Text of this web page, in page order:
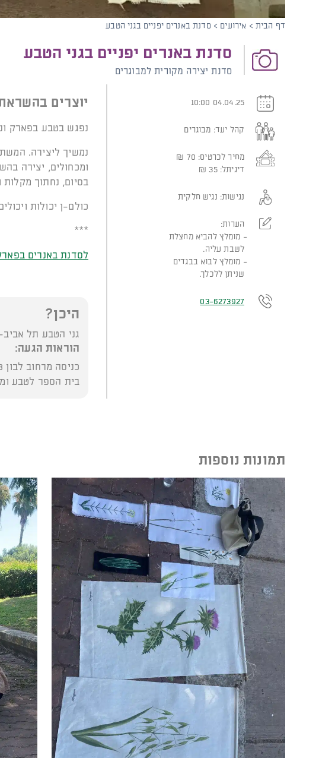
דף הבית > אירועים > סדנת באנרים יפניים בגני הטבע
סדנת באנרים יפניים בגני הטבע
סדנת יצירה מקורית למבוגרים
04.04.25 10:00
קהל יעד: מבוגרים
מחיר לכרטיס:
₪
דיגיתל: 35
₪
נגישות: נגיש חלקית
הערות:
מומלץ להביא מחצלת
לשבת עליה.
מומלץ לבוא בבגדים
שניתן ללכלך.
03-6273927
יוצרים
נפגש בטבע בפארק
נמשיך ליצירה.
ומכחולים, יצירה
בסיום, נחתוך מקלות
כולם-ן יכולות
***
לסדנת באנרים
היכן?
גני הטבע תל אביב-
הוראות הגעה:
בית הספר לטבע ומשם ללכת ברגל
תמונות נוספות